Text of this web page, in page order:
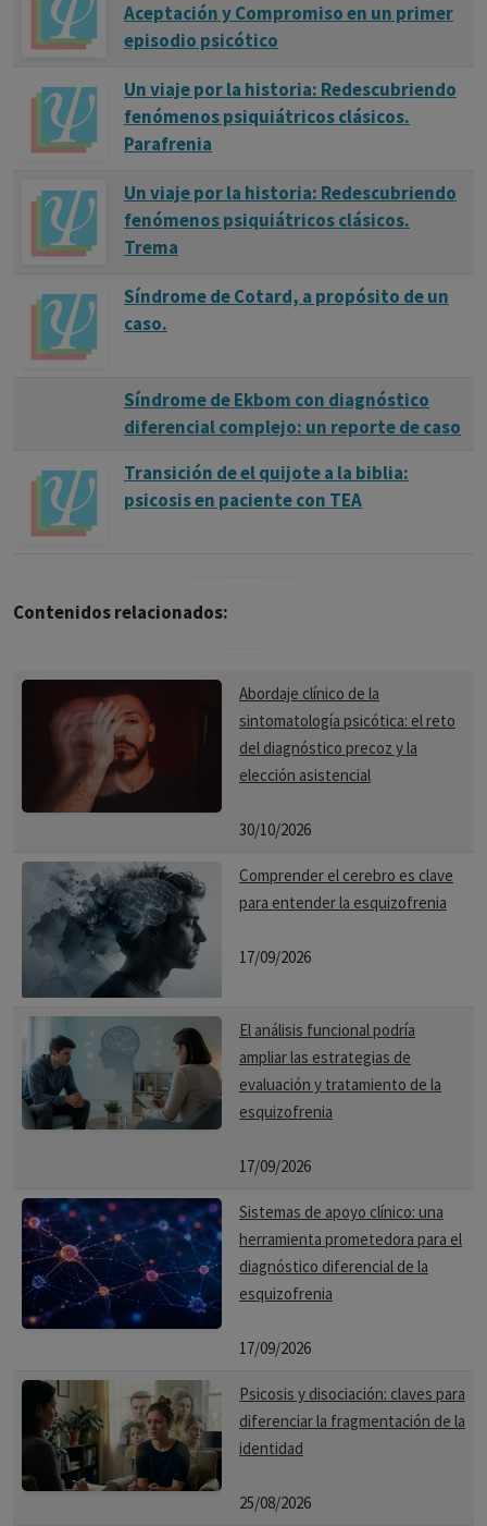
Aceptación y Compromiso en un primer
episodio psicótico
Un viaje por la historia: Redescubriendo
fenómenos psiquiátricos clásicos.
Parafrenia
Un viaje por la historia: Redescubriendo
fenómenos psiquiátricos clásicos.
Trema
Síndrome de Cotard, a propósito de un
caso.
Síndrome de Ekbom con diagnóstico
diferencial complejo: un reporte de caso
Transición de el quijote a la biblia:
psicosis en paciente con TEA
Contenidos relacionados:
Abordaje clínico de la
sintomatología psicótica: el reto
del diagnóstico precoz y la
elección asistencial
30/10/2026
Comprender el cerebro es clave
para entender la esquizofrenia
17/09/2026
El análisis funcional podría
ampliar las estrategias de
evaluación y tratamiento de la
esquizofrenia
17/09/2026
Sistemas de apoyo clínico: una
herramienta prometedora para el
diagnóstico diferencial de la
esquizofrenia
17/09/2026
Psicosis y disociación: claves para
diferenciar la fragmentación de la
identidad
25/08/2026